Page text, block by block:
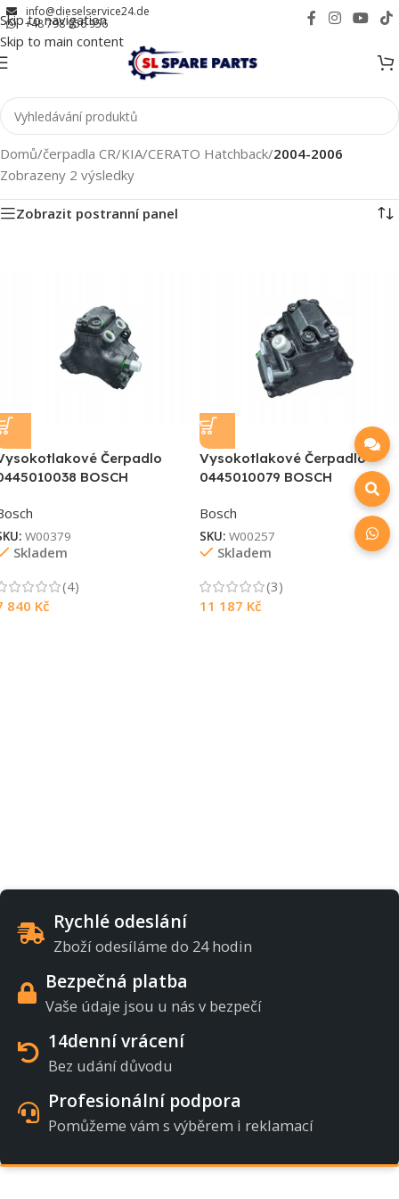
Skip to navigation
Skip to main content
info@dieselservice24.de
+48 798 956 956
Domů/čerpadla CR/KIA/CERATO Hatchback/2004-2006
Zobrazeny 2 výsledky
Zobrazit postranní panel
Čerpadlo
BOSCH
W00379
Skladem
(4)
840 Kč
Vysokotlakové Čerpadlo
0445010079 BOSCH
Bosch
SKU: W00257
Skladem
(3)
11 187 Kč
Rychlé odeslání
Zboží odesíláme do 24 hodin
Bezpečná platba
Vaše údaje jsou u nás v bezpečí
14denní vrácení
Bez udání důvodu
Profesionální podpora
Pomůžeme vám s výběrem i reklamací